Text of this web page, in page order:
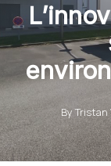
By Tristan